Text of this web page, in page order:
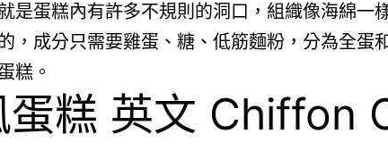
是蛋糕內有許多不規則的洞口，組織像海綿一
，成分只需要雞蛋、糖、低筋麵粉，分為全蛋
糕。
蛋糕 英文 Chiffon